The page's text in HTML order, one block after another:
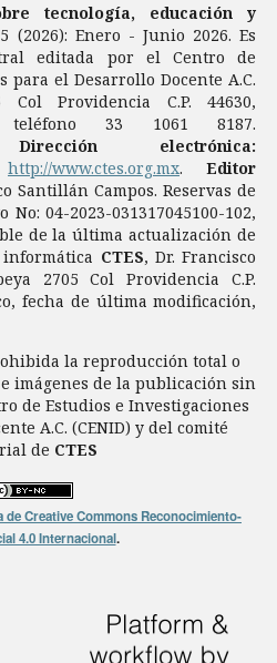
tecnología, educación y
(2026): Enero - Junio 2026. Es
editada por el Centro de
para el Desarrollo Docente A.C.
Col Providencia C.P. 44630,
teléfono 33 1061 8187.
Dirección electrónica:
http://www.ctes.org.mx. Editor
Santillán Campos. Reservas de
04-2023-031317045100-102,
de la última actualización de
CTES, Dr. Francisco
2705 Col Providencia C.P.
fecha de última modificación,
la reproducción total o
imágenes de la publicación sin
de Estudios e Investigaciones
A.C. (CENID) y del comité
de CTES
de Creative Commons Reconocimiento-
4.0 Internacional.